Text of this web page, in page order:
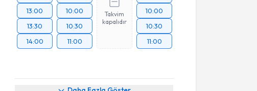
13:00
13:30
14:00
10:00
10:30
11:00
Takvim
kapalıdır
10:00
10:30
11:00